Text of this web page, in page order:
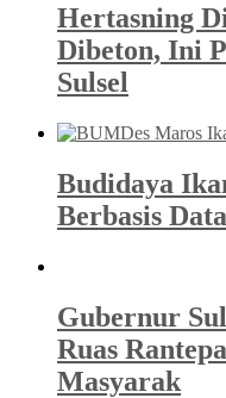
Hertasning
Dibeton, Ini
Sulsel
Budidaya
Berbasis
Gubernur
Ruas
Masyarak